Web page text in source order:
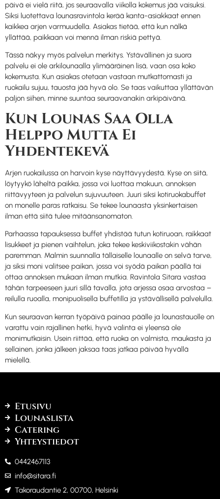
päivä ei vielä riitä, jos seuraavalla viikolla kokemus jää vaisuksi.
Siksi luotettava lounasravintola kerää kanta-asiakkaat ennen
kaikkea arjen varmuudella. Asiakas tietää, että kun nälkä
yllättää, paikkaan voi mennä ilman riskiä pettyä.
Tässä näkyy myös palvelun merkitys. Ystävällinen ja suora
palvelu ei ole arkilounaalla ylimääräinen lisä, vaan osa koko
kokemusta. Kun asiakas otetaan vastaan mutkattomasti ja
ruokailu sujuu, tauosta jää hyvä olo. Se taas vaikuttaa yllättävän
paljon siihen, minne suuntaa seuraavanakin arkipäivänä.
Kun Lounas Saa Olla
Helppo Mutta Ei
Yhdentekevä
Arjen ruokailussa on harvoin kyse näyttävyydestä. Kyse on siitä,
löytyykö läheltä paikka, jossa voi luottaa makuun, annoksen
riittävyyteen ja palvelun sujuvuuteen. Juuri siksi kotiruokabuffet
on monelle paras ratkaisu. Se tekee lounaasta yksinkertaisen
ilman että siitä tulee mitäänsanomaton.
Parhaassa tapauksessa buffet yhdistää tutun kotiruoan, raikkaat
lisukkeet ja pienen vaihtelun, joka tekee keskiviikostakin vähän
paremman. Malmin suunnalla tällaiselle lounaalle on selvä tarve,
ja siksi moni valitsee paikan, jossa voi syödä paikan päällä tai
ottaa annoksen mukaan ilman mutkia. Ravintola Sitara vastaa
tähän tarpeeseen juuri sillä tavalla, jota arjessa osaa arvostaa –
reilulla ruoalla, monipuolisella buffetilla ja ystävällisellä palvelulla.
Kun seuraavan kerran työpäivä painaa päälle ja lounastauolle on
varattu vain rajallinen hetki, hyvä valinta ei yleensä ole
monimutkaisin. Usein riittää, että ruoka on valmista, maukasta ja
sellainen, jonka jälkeen jaksaa taas jatkaa päivää hyvällä
mielellä.
0442467113
info@sitara.fi
Takoraudantie 2, 00700, Helsinki
Etusivu
Lounaslista
Catering
Yhteystiedot